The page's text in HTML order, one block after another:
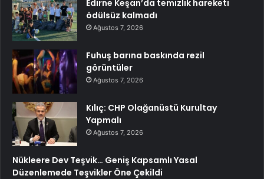
Edirne Keşan’da temizlik hareketi
ödülsüz kalmadı
Ağustos 7, 2026
Fuhuş barına baskında rezil
görüntüler
Ağustos 7, 2026
Kılıç: CHP Olağanüstü Kurultay
Yapmalı
Ağustos 7, 2026
Nükleere Dev Teşvik… Geniş Kapsamlı Yasal
Düzenlemede Teşvikler Öne Çekildi